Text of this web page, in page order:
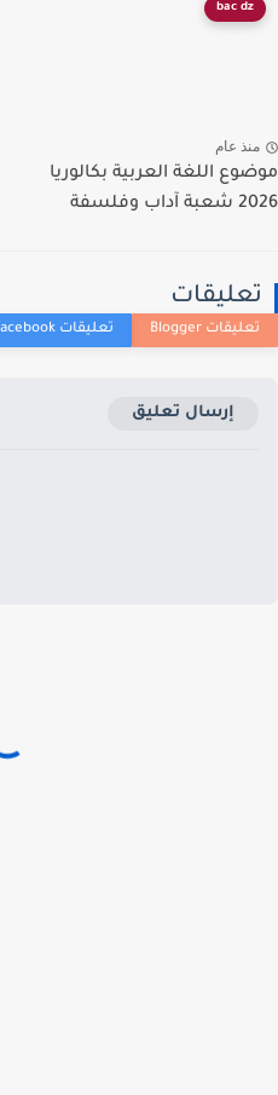
bac dz
عام
اللغة العربية بكالوريا
وفلسفة
إرسال تعليق